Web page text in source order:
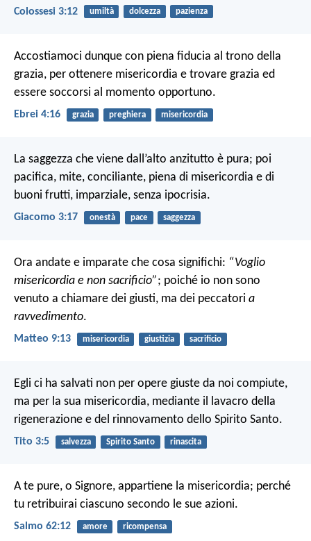
Colossesi 3:12 umiltà dolcezza pazienza
Accostiamoci dunque con piena fiducia al trono della
grazia, per ottenere misericordia e trovare grazia ed
essere soccorsi al momento opportuno.
Ebrei 4:16 grazia preghiera misericordia
La saggezza che viene dall’alto anzitutto è pura; poi
pacifica, mite, conciliante, piena di misericordia e di
buoni frutti, imparziale, senza ipocrisia.
Giacomo 3:17 onestà pace saggezza
Ora andate e imparate che cosa significhi: “Voglio
misericordia e non sacrificio”; poiché io non sono
venuto a chiamare dei giusti, ma dei peccatori a
ravvedimento.
Matteo 9:13 misericordia giustizia sacrificio
Egli ci ha salvati non per opere giuste da noi compiute,
ma per la sua misericordia, mediante il lavacro della
rigenerazione e del rinnovamento dello Spirito Santo.
Tito 3:5 salvezza Spirito Santo rinascita
A te pure, o Signore, appartiene la misericordia; perché
tu retribuirai ciascuno secondo le sue azioni.
Salmo 62:12 amore ricompensa